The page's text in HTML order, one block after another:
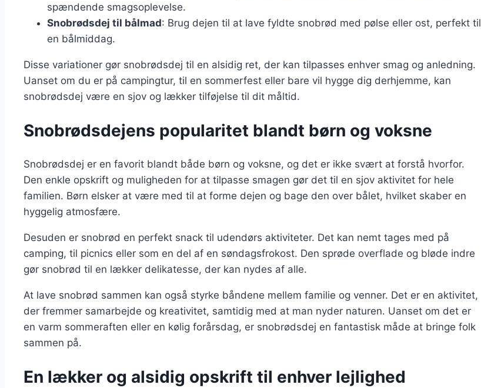
spændende smagsoplevelse.
Snobrødsdej til bålmad: Brug dejen til at lave fyldte snobrød med pølse eller ost, perfekt til
en bålmiddag.
Disse variationer gør snobrødsdej til en alsidig ret, der kan tilpasses enhver smag og anledning.
Uanset om du er på campingtur, til en sommerfest eller bare vil hygge dig derhjemme, kan
snobrødsdej være en sjov og lækker tilføjelse til dit måltid.
Snobrødsdejens popularitet blandt børn og voksne
Snobrødsdej er en favorit blandt både børn og voksne, og det er ikke svært at forstå hvorfor.
Den enkle opskrift og muligheden for at tilpasse smagen gør det til en sjov aktivitet for hele
familien. Børn elsker at være med til at forme dejen og bage den over bålet, hvilket skaber en
hyggelig atmosfære.
Desuden er snobrød en perfekt snack til udendørs aktiviteter. Det kan nemt tages med på
camping, til picnics eller som en del af en søndagsfrokost. Den sprøde overflade og bløde indre
gør snobrød til en lækker delikatesse, der kan nydes af alle.
At lave snobrød sammen kan også styrke båndene mellem familie og venner. Det er en aktivitet,
der fremmer samarbejde og kreativitet, samtidig med at man nyder naturen. Uanset om det er
en varm sommeraften eller en kølig forårsdag, er snobrødsdej en fantastisk måde at bringe folk
sammen på.
En lækker og alsidig opskrift til enhver lejlighed